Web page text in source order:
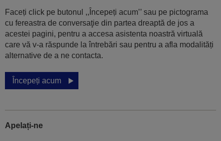
Faceți click pe butonul ,,Începeți acum’’ sau pe pictograma
cu fereastra de conversaţie din partea dreaptă de jos a
acestei pagini, pentru a accesa asistenta noastră virtuală
care vă v-a răspunde la întrebări sau pentru a afla modalități
alternative de a ne contacta.
Începeți acum
Apelați-ne